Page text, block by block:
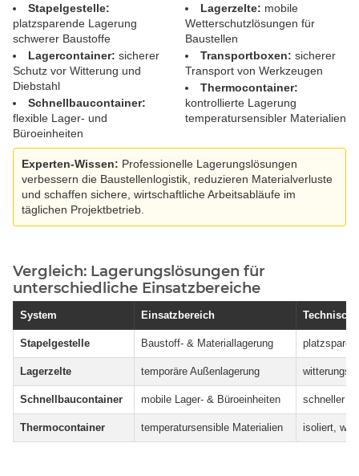
Stapelgestelle:
platzsparende Lagerung
schwerer Baustoffe
Lagercontainer: sicherer
Schutz vor Witterung und
Diebstahl
Schnellbaucontainer:
flexible Lager- und
Büroeinheiten
Lagerzelte: mobile
Wetterschutzlösungen für
Baustellen
Transportboxen: sicherer
Transport von Werkzeugen
Thermocontainer:
kontrollierte Lagerung
temperatursensibler Materialien
Experten-Wissen: Professionelle Lagerungslösungen
verbessern die Baustellenlogistik, reduzieren Materialverluste
und schaffen sichere, wirtschaftliche Arbeitsabläufe im
täglichen Projektbetrieb.
Vergleich: Lagerungslösungen für
unterschiedliche Einsatzbereiche
System Einsatzbereich
Stapelgestelle Baustoff- & Materiallagerung
Lagerzelte temporäre Außenlagerung
Schnellbaucontainer mobile Lager- & Büroeinheiten schneller
Thermocontainer temperatursensible Materialien isoliert,